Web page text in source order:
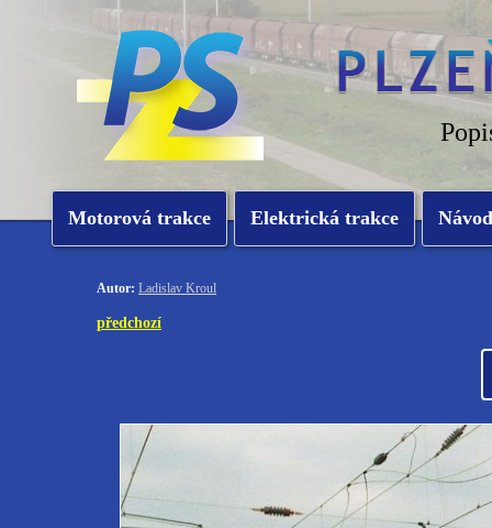
Motorová trakce Elektrická trakce
Autor: Ladislav Kroul
předchozí